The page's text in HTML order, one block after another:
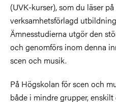
(UVK-kurser), som du läser
verksamhetsförlagd
Ämnesstudierna utgör den
och genomförs inom denna
scen och musik.
På Högskolan för scen och
både i mindre grupper,